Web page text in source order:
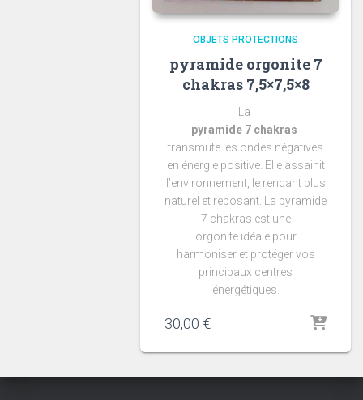
OBJETS PROTECTIONS
pyramide orgonite 7
chakras 7,5×7,5×8
La
pyramide 7 chakras
transmute les ondes négatives
en énergie positive. Elle assainit
l’environnement, le rendant plus
naturel et reposant. La pyramide
7 chakras est une
orgonite idéale pour
harmoniser et protéger vos
principaux centres
énergétiques.
30,00 €